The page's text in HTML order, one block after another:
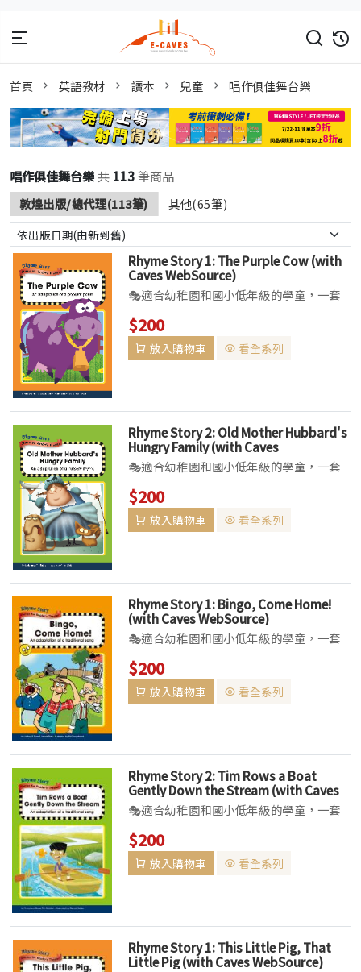
首頁 英語教材 讀本 兒童 唱作俱佳舞台樂
唱作俱佳舞台樂共 113筆商品
敦煌出版/總代理(113筆) 其他(65筆)
Rhyme Story 1: The Purple Cow (with
Caves WebSource)
🎭適合幼稚園和國小低年級的學童，一套
可唱、可讀、可演、可玩的教材系列特色▌
本書為初階學習英語的孩童所設計，以耳熟
能詳、琅琅上口的經典英語童謠編織出引人
$200
放入購物車 看全系列
Rhyme Story 2: Old Mother Hubbard's
Hungry Family (with Caves
WebSource)
🎭適合幼稚園和國小低年級的學童，一套
可唱、可讀、可演、可玩的教材系列特色▌
本書為初階學習英語的孩童所設計，以耳熟
能詳、琅琅上口的經典英語童謠編織出引人
$200
放入購物車 看全系列
Rhyme Story 1: Bingo, Come Home!
(with Caves WebSource)
🎭適合幼稚園和國小低年級的學童，一套
可唱、可讀、可演、可玩的教材系列特色▌
本書為初階學習英語的孩童所設計，以耳熟
能詳、琅琅上口的經典英語童謠編織出引人
$200
放入購物車 看全系列
Rhyme Story 2: Tim Rows a Boat
Gently Down the Stream (with Caves
WebSource)
🎭適合幼稚園和國小低年級的學童，一套
可唱、可讀、可演、可玩的教材系列特色▌
本書為初階學習英語的孩童所設計，以耳熟
能詳、琅琅上口的經典英語童謠編織出引人
$200
放入購物車 看全系列
Rhyme Story 1: This Little Pig, That
Little Pig (with Caves WebSource)